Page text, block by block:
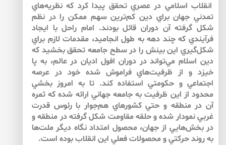
انقلاب اسلامي در عصري تحقق پيدا كرد كه نظريه‌‌هاي
تمدني جهان براي دين كم‌ترين سهم ممكن را در نظم
شكل گرفته آن دوران قائل بودند. امام راحل با ايجاد
فرآيندي كه چند دهه به طول انجاميد، مقدمات لازم براي
شكل‌‌گيري اين بينش را در سطح جامعه تحقق بخشيد كه
دين اسلام مي‌‌تواند در دوران افول اديان در عالم، به پا
خيزد و از ظرفيت‌‌هاي فراموش شده خود در عرصه
اجتماعي و حكومتي استفاده كند. تا به امروز بخشي
محدود از اين ظرفيت به جامعه جهاني ارائه شده كه ثمره
آن در منطقه و حتي كشورهاي هم‌‌جوار با رئوس قدرت
غربي نمودار شده و حلقه مقاومت شكل گرفته در منطقه و
در بخش‌‌هايي از جهان، محصول امتداد نگاه ديگر ملت‌‌ها
به روند حركتي و محصولات فعلي اين انقلاب بوده است.